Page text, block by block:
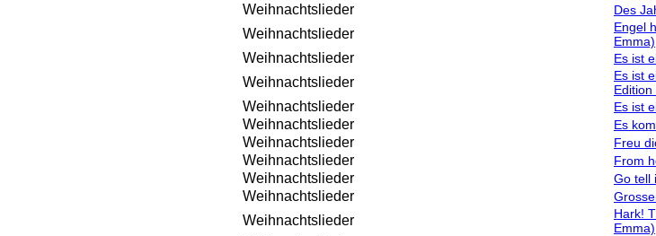
Weihnachtslieder
Des
Weihnachtslieder
Engel
Emma)
Weihnachtslieder
Es ist
Weihnachtslieder
Es ist
Edition
Weihnachtslieder
Es ist
Weihnachtslieder
Es
Weihnachtslieder
Freu
Weihnachtslieder
From
Weihnachtslieder
Go tell
Weihnachtslieder
Weihnachtslieder
Hark!
Emma)